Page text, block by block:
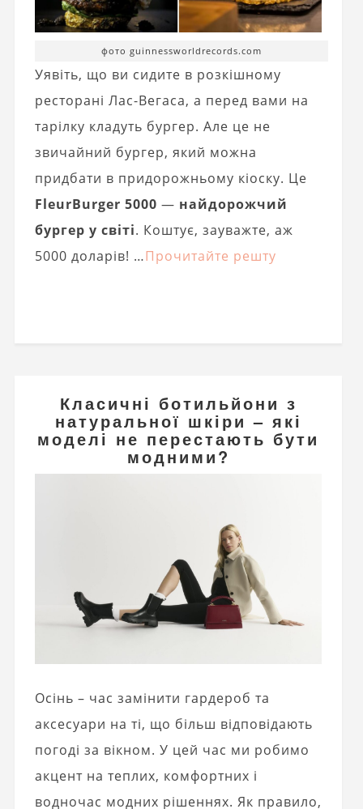
фото guinnessworldrecords.com
Уявіть, що ви сидите в розкішному
ресторані Лас-Вегаса, а перед вами на
тарілку кладуть бургер. Але це не
звичайний бургер, який можна
придбати в придорожньому кіоску. Це
FleurBurger 5000 — найдорожчий
бургер у світі. Коштує, зауважте, аж
5000 доларів! …Прочитайте решту
Класичні ботильйони з
натуральної шкіри – які
моделі не перестають бути
модними?
Осінь – час замінити гардероб та
аксесуари на ті, що більш відповідають
погоді за вікном. У цей час ми робимо
акцент на теплих, комфортних і
водночас модних рішеннях. Як правило,